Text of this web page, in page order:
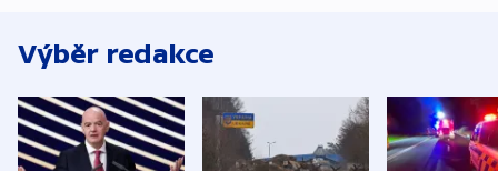
Výběr redakce